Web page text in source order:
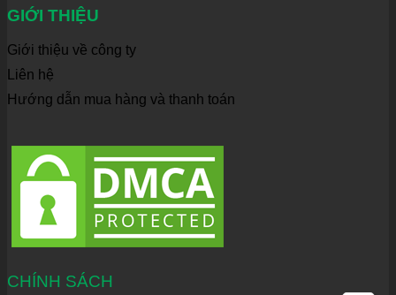
GIỚI THIỆU
Giới thiệu về công ty
Liên hệ
Hướng dẫn mua hàng và thanh toán
CHÍNH SÁCH